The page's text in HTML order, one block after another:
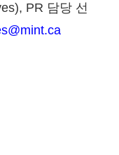
PR 담당 선